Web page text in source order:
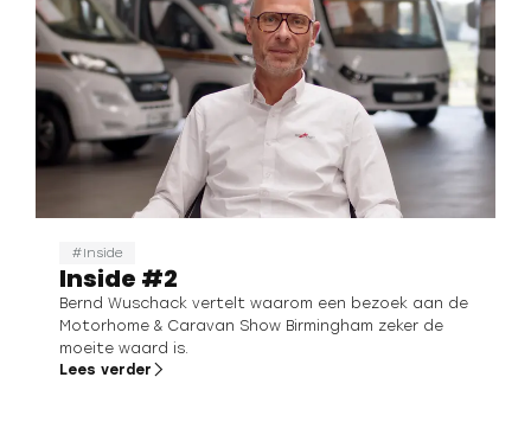
Inside
Inside #2
Bernd Wuschack vertelt waarom een bezoek aan de
Motorhome & Caravan Show Birmingham zeker de
moeite waard is.
Lees verder